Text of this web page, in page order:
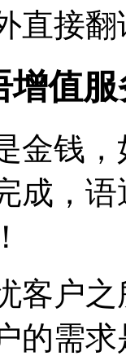
直接
增值服
金钱
成，
客户
的需求